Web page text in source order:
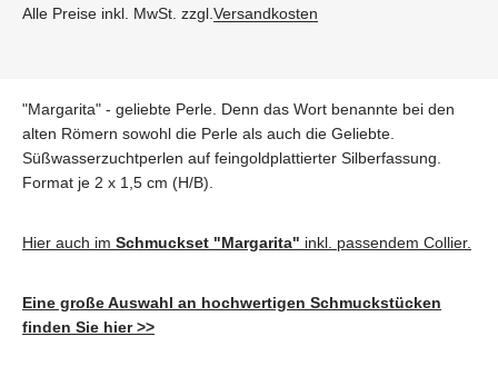
Alle Preise inkl. MwSt. zzgl.Versandkosten
"Margarita" - geliebte Perle. Denn das Wort benannte bei den
alten Römern sowohl die Perle als auch die Geliebte.
Süßwasserzuchtperlen auf feingoldplattierter Silberfassung.
Format je 2 x 1,5 cm (H/B).
Hier auch im Schmuckset "Margarita" inkl. passendem Collier.
Eine große Auswahl an hochwertigen Schmuckstücken
finden Sie hier >>